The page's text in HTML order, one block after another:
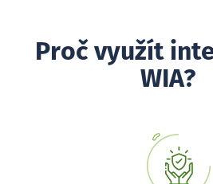
Proč využít
WIA?